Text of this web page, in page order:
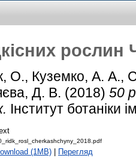
О., Куземко, А. А.,
Д. В. (2018) 50
Інститут ботаніки
(1MB) Перегляд